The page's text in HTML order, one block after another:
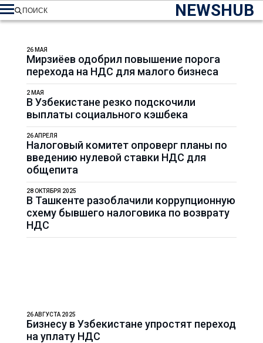
NEWSHUB
ПОИСК
Мирзиёев одобрил повышение порога
перехода на НДС для малого бизнеса
26 МАЯ
В Узбекистане резко подскочили
выплаты социального кэшбека
2 МАЯ
Налоговый комитет опроверг планы по
введению нулевой ставки НДС для
общепита
26 АПРЕЛЯ
В Ташкенте разоблачили коррупционную
схему бывшего налоговика по возврату
НДС
28 ОКТЯБРЯ 2025
Бизнесу в Узбекистане упростят переход
на уплату НДС
26 АВГУСТА 2025